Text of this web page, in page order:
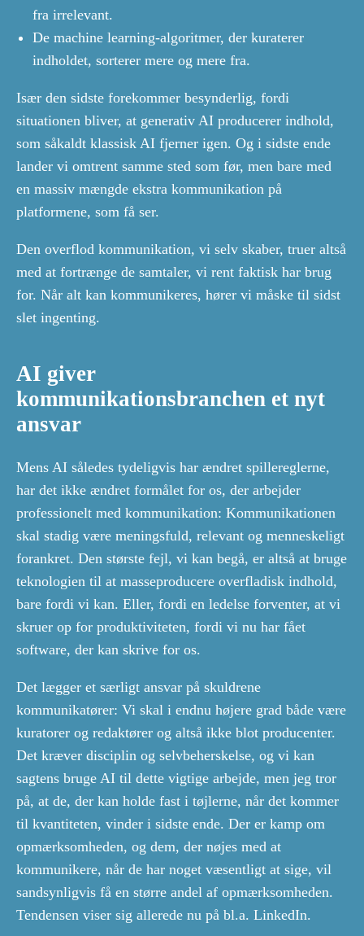
fra irrelevant.
De machine learning-algoritmer, der kuraterer
indholdet, sorterer mere og mere fra.
Især den sidste forekommer besynderlig, fordi
situationen bliver, at generativ AI producerer indhold,
som såkaldt klassisk AI fjerner igen. Og i sidste ende
lander vi omtrent samme sted som før, men bare med
en massiv mængde ekstra kommunikation på
platformene, som få ser.
Den overflod kommunikation, vi selv skaber, truer altså
med at fortrænge de samtaler, vi rent faktisk har brug
for. Når alt kan kommunikeres, hører vi måske til sidst
slet ingenting.
AI giver
kommunikationsbranchen et nyt
ansvar
Mens AI således tydeligvis har ændret spillereglerne,
har det ikke ændret formålet for os, der arbejder
professionelt med kommunikation: Kommunikationen
skal stadig være meningsfuld, relevant og menneskeligt
forankret. Den største fejl, vi kan begå, er altså at bruge
teknologien til at masseproducere overfladisk indhold,
bare fordi vi kan. Eller, fordi en ledelse forventer, at vi
skruer op for produktiviteten, fordi vi nu har fået
software, der kan skrive for os.
Det lægger et særligt ansvar på skuldrene
kommunikatører: Vi skal i endnu højere grad både være
kuratorer og redaktører og altså ikke blot producenter.
Det kræver disciplin og selvbeherskelse, og vi kan
sagtens bruge AI til dette vigtige arbejde, men jeg tror
på, at de, der kan holde fast i tøjlerne, når det kommer
til kvantiteten, vinder i sidste ende. Der er kamp om
opmærksomheden, og dem, der nøjes med at
kommunikere, når de har noget væsentligt at sige, vil
sandsynligvis få en større andel af opmærksomheden.
Tendensen viser sig allerede nu på bl.a. LinkedIn.